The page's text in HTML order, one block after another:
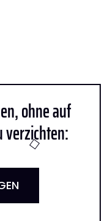
ohne auf